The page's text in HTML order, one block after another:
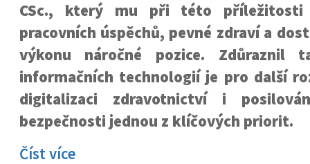
CSc., který mu při této příležitosti
pracovních úspěchů, pevné zdraví a
výkonu náročné pozice.
Zdůraznil
informačních technologií je pro další
digitalizaci zdravotnictví i
bezpečnosti jednou z klíčových priorit.
Číst více